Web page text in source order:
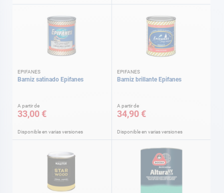
EPIFANES
Barniz satinado Epifanes
A partir de
33,00 €
Disponible en varias versiones
EPIFANES
Barniz brillante Epifanes
A partir de
34,90 €
Disponible en varias versiones